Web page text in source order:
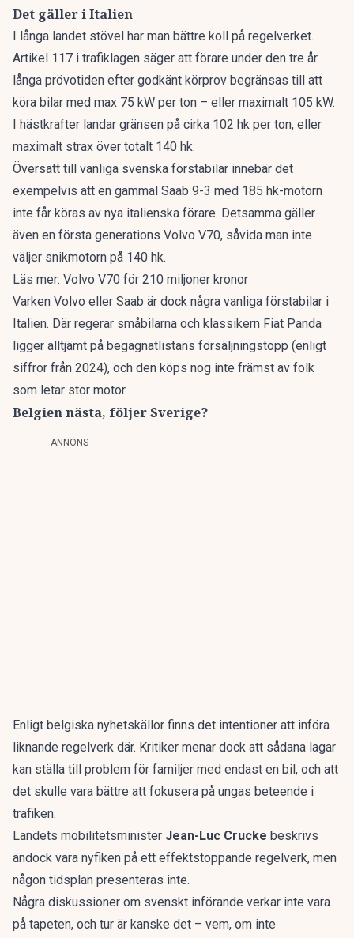
Det gäller i Italien
I långa landet stövel har man bättre koll på regelverket.
Artikel 117 i trafiklagen säger att förare under den tre år
långa prövotiden efter godkänt körprov begränsas till att
köra bilar med max 75 kW per ton – eller maximalt 105 kW.
I hästkrafter landar gränsen på cirka 102 hk per ton, eller
maximalt strax över totalt 140 hk.
Översatt till vanliga svenska förstabilar innebär det
exempelvis att en gammal Saab 9-3 med 185 hk-motorn
inte får köras av nya italienska förare. Detsamma gäller
även en första generations Volvo V70, såvida man inte
väljer snikmotorn på 140 hk.
Läs mer: Volvo V70 för 210 miljoner kronor
Varken Volvo eller Saab är dock några vanliga förstabilar i
Italien. Där regerar småbilarna och klassikern Fiat Panda
ligger alltjämt på begagnatlistans försäljningstopp (enligt
siffror från 2024), och den köps nog inte främst av folk
som letar stor motor.
Belgien nästa, följer Sverige?
ANNONS
Enligt belgiska nyhetskällor finns det intentioner att införa
liknande regelverk där. Kritiker menar dock att sådana lagar
kan ställa till problem för familjer med endast en bil, och att
det skulle vara bättre att fokusera på ungas beteende i
trafiken.
Landets mobilitetsminister Jean-Luc Crucke beskrivs
ändock vara nyfiken på ett effektstoppande regelverk, men
någon tidsplan presenteras inte.
Några diskussioner om svenskt införande verkar inte vara
på tapeten, och tur är kanske det – vem, om inte